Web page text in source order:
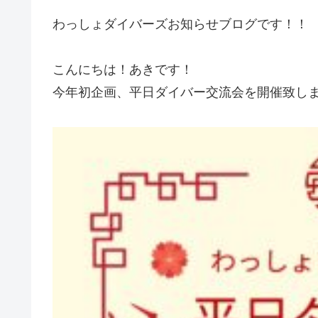
わっしょダイバーズお知らせブログです！！
こんにちは！あきです！
今年初企画、平日ダイバー交流会を開催致し